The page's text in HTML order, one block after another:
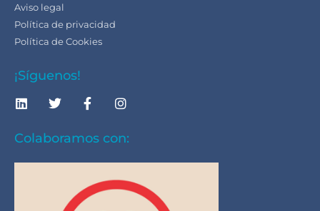
Aviso legal
Política de privacidad
Política de Cookies
¡Síguenos!
Colaboramos con: